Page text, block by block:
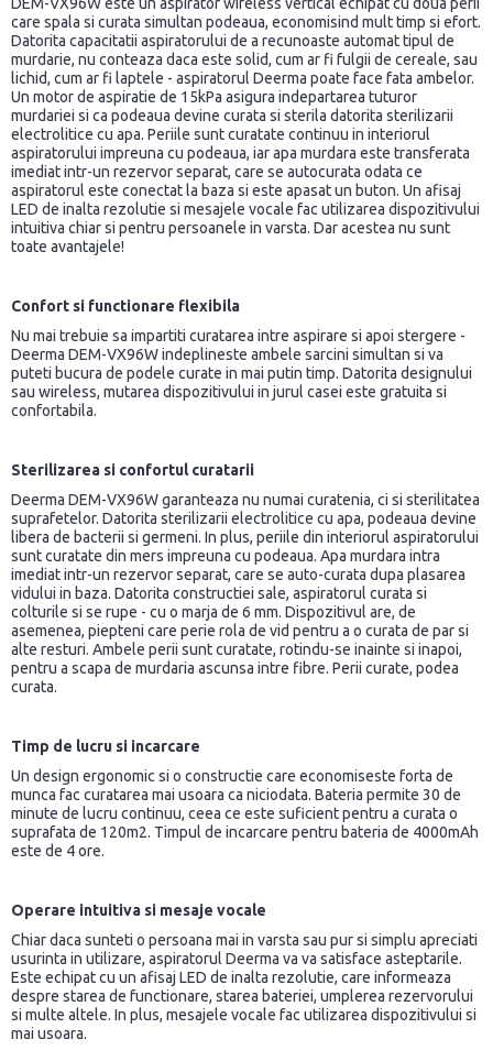
care spala si curata simultan podeaua, economisind mult timp si efort.
Datorita capacitatii aspiratorului de a recunoaste automat tipul de
murdarie, nu conteaza daca este solid, cum ar fi fulgii de cereale, sau
lichid, cum ar fi laptele - aspiratorul Deerma poate face fata ambelor.
Un motor de aspiratie de 15kPa asigura indepartarea tuturor
murdariei si ca podeaua devine curata si sterila datorita sterilizarii
electrolitice cu apa. Periile sunt curatate continuu in interiorul
aspiratorului impreuna cu podeaua, iar apa murdara este transferata
imediat intr-un rezervor separat, care se autocurata odata ce
aspiratorul este conectat la baza si este apasat un buton. Un afisaj
LED de inalta rezolutie si mesajele vocale fac utilizarea dispozitivului
intuitiva chiar si pentru persoanele in varsta. Dar acestea nu sunt
toate avantajele!
Confort si functionare flexibila
Nu mai trebuie sa impartiti curatarea intre aspirare si apoi stergere -
Deerma DEM-VX96W indeplineste ambele sarcini simultan si va
puteti bucura de podele curate in mai putin timp. Datorita designului
sau wireless, mutarea dispozitivului in jurul casei este gratuita si
confortabila.
Sterilizarea si confortul curatarii
Deerma DEM-VX96W garanteaza nu numai curatenia, ci si sterilitatea
suprafetelor. Datorita sterilizarii electrolitice cu apa, podeaua devine
libera de bacterii si germeni. In plus, periile din interiorul aspiratorului
sunt curatate din mers impreuna cu podeaua. Apa murdara intra
imediat intr-un rezervor separat, care se auto-curata dupa plasarea
vidului in baza. Datorita constructiei sale, aspiratorul curata si
colturile si se rupe - cu o marja de 6 mm. Dispozitivul are, de
asemenea, piepteni care perie rola de vid pentru a o curata de par si
alte resturi. Ambele perii sunt curatate, rotindu-se inainte si inapoi,
pentru a scapa de murdaria ascunsa intre fibre. Perii curate, podea
curata.
Timp de lucru si incarcare
Un design ergonomic si o constructie care economiseste forta de
munca fac curatarea mai usoara ca niciodata. Bateria permite 30 de
minute de lucru continuu, ceea ce este suficient pentru a curata o
suprafata de 120m2. Timpul de incarcare pentru bateria de 4000mAh
este de 4 ore.
Operare intuitiva si mesaje vocale
Chiar daca sunteti o persoana mai in varsta sau pur si simplu apreciati
usurinta in utilizare, aspiratorul Deerma va va satisface asteptarile.
Este echipat cu un afisaj LED de inalta rezolutie, care informeaza
despre starea de functionare, starea bateriei, umplerea rezervorului
si multe altele. In plus, mesajele vocale fac utilizarea dispozitivului si
mai usoara.